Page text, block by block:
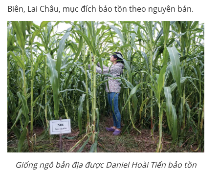
Biên, Lai Châu, mục đích bảo tồn theo nguyên bản.
Giống ngô bản địa được Daniel Hoài Tiến bảo tồn